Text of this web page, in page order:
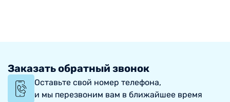
Заказать обратный звонок
Оставьте свой номер телефона,
и мы перезвоним вам в ближайшее время